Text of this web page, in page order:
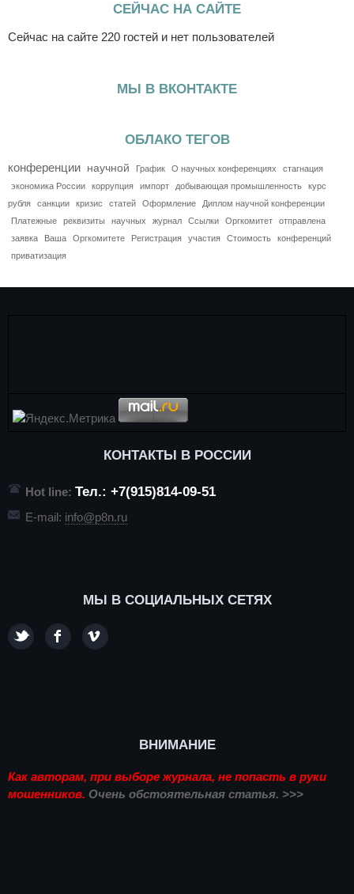
СЕЙЧАС НА САЙТЕ
Сейчас на сайте 220 гостей и нет пользователей
МЫ В ВКОНТАКТЕ
ОБЛАКО ТЕГОВ
конференции научной График О научных конференциях
стагнация
экономика России
коррупция импорт добывающая промышленность
курс
рубля
санкции кризис статей Оформление
Диплом научной конференции
Платежные
реквизиты научных журнал Ссылки Оргкомитет
отправлена
заявка
Ваша Оргкомитете Регистрация участия Стоимость
конференций
приватизация
КОНТАКТЫ В РОССИИ
Hot line: Тел.: +7(915)814-09-51
E-mail: info@p8n.ru
МЫ В СОЦИАЛЬНЫХ СЕТЯХ
ВНИМАНИЕ
Как авторам, при выборе журнала, не попасть в руки
мошенников. Очень обстоятельная статья. >>>